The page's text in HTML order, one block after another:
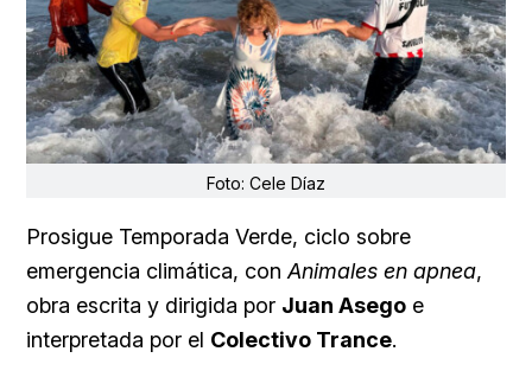
Foto: Cele Díaz
Prosigue Temporada Verde, ciclo sobre
emergencia climática, con Animales en apnea,
obra escrita y dirigida por Juan Asego e
interpretada por el Colectivo Trance.